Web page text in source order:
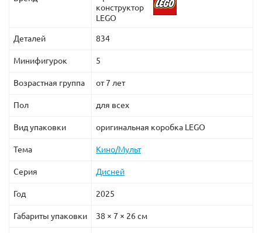
конструктор
LEGO
Деталей 834
Минифигурок 5
Возрастная группа от 7 лет
Пол для всех
Вид упаковки оригинальная коробка LEGO
Тема Кино/Мульт
Серия Дисней
Год 2025
Габариты упаковки 38 × 7 × 26 см